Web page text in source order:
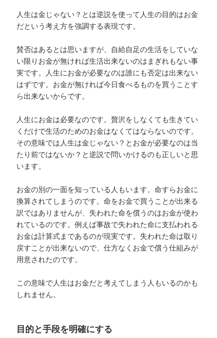
人生は金じゃない？とは逆説を使って人生の目的はお金
だという考え方を強調する表現です。
賛否はあるとは思いますが、自給自足の生活をしていな
い限りお金が無ければ生活出来ないのはまぎれもない事
実です。人生にお金が必要なのは誰にも否定は出来ない
はずです。お金が無ければ今日食べるものを買うことす
ら出来ないからです。
人生にお金は必要なのです。贅沢をしなくても生きてい
くだけで生活のためのお金はなくてはならないのです。
その意味では人生は金じゃない？とお金が必要なのは当
たり前ではないか？と逆説で問いかけるのも正しいと思
います。
お金の別の一面を知っている人もいます。命すらお金に
換算されてしまうのです。命をお金で買うことが出来る
訳ではありませんが、失われた命を償うのはお金が使わ
れているのです。例えば事故で失われた命に支払われる
お金は計算式まであるのが現実です。失われた命は取り
戻すことが出来ないので、仕方なくお金で償う仕組みが
用意されたのです。
この意味で人生はお金だと考えてしまう人もいるのかも
しれません。
目的と手段を明確にする